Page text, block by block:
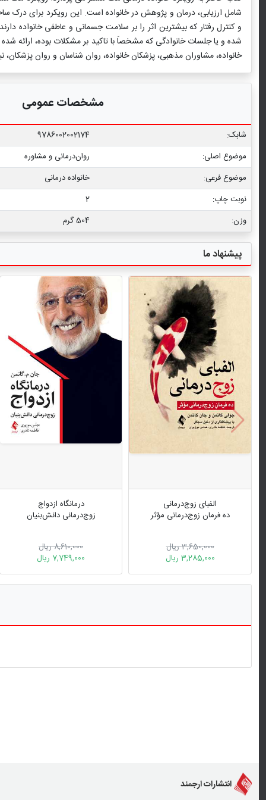
و کنترل رفتار که بیشترین اثر را بر سلامت جسمانی و عاطفی خانواده
شده و یا جلسات خانوادگی که مشخصاَ با تاکید بر مشکلات بوده، ارائه
خانواده، مشاوران مذهبی، پزشکان خانواده، روان شناسان و روان پزشکان،
مشخصات عمومی
شابک:
9786002002174
موضوع اصلی:
روان‌درمانی و مشاوره
موضوع فرعی:
خانواده درمانی
نوبت چاپ:
2
وزن:
504 گرم
پیشنهاد ما
الفبای زوج‌درمانی
ده فرمان زوج‌درمانی مؤثر
3,650,000 ریال
3,285,000 ریال
درمانگاه ازدواج
زوج‌درمانی دانش‌بنیان
8,610,000 ریال
7,749,000 ریال
انتشارات ارجمند